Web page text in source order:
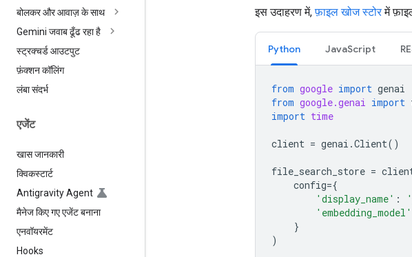
बोलकर और आवाज़ के साथ
Gemini जवाब ढूँढ रहा है
स्ट्रक्चर्ड आउटपुट
फ़ंक्शन कॉलिंग
लंबा संदर्भ
एजेंट
खास जानकारी
क्विकस्टार्ट
Antigravity Agent
मैनेज किए गए एजेंट बनाना
एनवॉयरमेंट
Hooks
इस उदाहरण में,फ़ाइल खोज स्टोरमें
Python JavaScript
from google import genai
from google.genai import
import time
client = genai .Client()
file_search_store =
config={
'display_name' :
'embedding_model'
}
)